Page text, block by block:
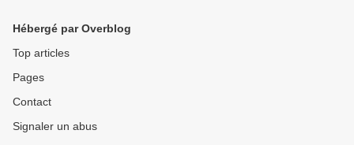
Hébergé par Overblog
Top articles
Pages
Contact
Signaler un abus